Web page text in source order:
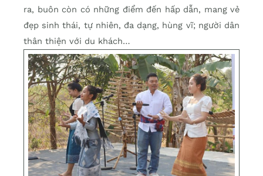
ra, buôn còn có những điểm đến hấp dẫn, mang vẻ
đẹp sinh thái, tự nhiên, đa dạng, hùng vĩ; người dân
thân thiện với du khách…